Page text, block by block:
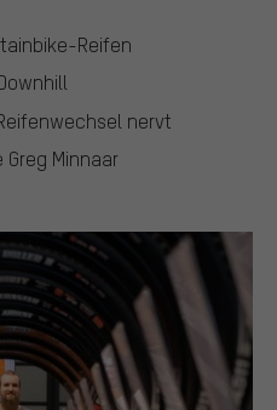
Reifen
nervt
Minnaar